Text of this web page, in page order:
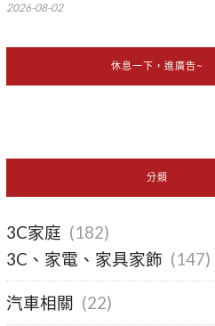
2026-08-02
休息一下，進廣告~
分類
3C家庭 (182)
3C、家電、家具家飾 (147)
汽車相關 (22)